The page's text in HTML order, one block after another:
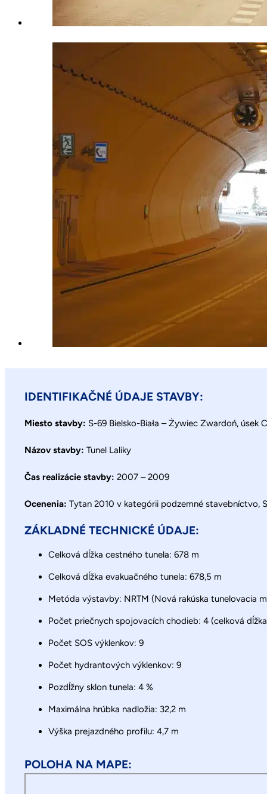
IDENTIFIKAČNÉ ÚDAJE STAVBY:
Miesto stavby: S-69 Bielsko-Biała – Żywiec Zwardoń, úsek
Názov stavby: Tunel Laliky
Čas realizácie stavby: 2007 – 2009
Ocenenia:Tytan 2010 v kategórii podzemné stavebníctvo,
ZÁKLADNÉ TECHNICKÉ ÚDAJE:
Celková dĺžka cestného tunela: 678 m
Celková dĺžka evakuačného tunela: 678,5 m
Metóda výstavby: NRTM (Nová rakúska tunelovacia
Počet priečnych spojovacích chodieb: 4 (celková
Počet SOS výklenkov: 9
Počet hydrantových výklenkov: 9
Pozdĺžny sklon tunela: 4 %
Maximálna hrúbka nadložia: 32,2 m
Výška prejazdného profilu: 4,7 m
POLOHA NA MAPE: